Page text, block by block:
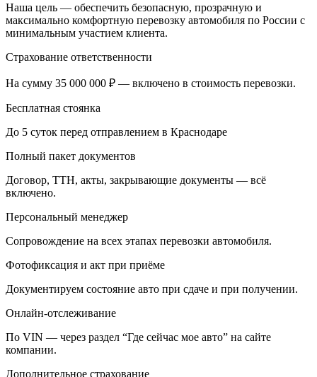
Наша цель — обеспечить безопасную, прозрачную и
максимально комфортную перевозку автомобиля по России с
минимальным участием клиента.
Страхование ответственности
На сумму 35 000 000 ₽ — включено в стоимость перевозки.
Бесплатная стоянка
До 5 суток перед отправлением в Краснодаре
Полный пакет документов
Договор, ТТН, акты, закрывающие документы — всё
включено.
Персональный менеджер
Сопровождение на всех этапах перевозки автомобиля.
Фотофиксация и акт при приёме
Документируем состояние авто при сдаче и при получении.
Онлайн-отслеживание
По VIN — через раздел “Где сейчас мое авто” на сайте
компании.
Дополнительное страхование